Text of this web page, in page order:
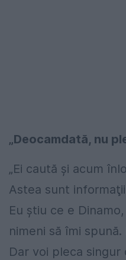
„Deocamdată, nu
„Ei caută şi acum
Astea sunt
Eu știu ce e
nimeni să îmi
Dar voi pleca singur